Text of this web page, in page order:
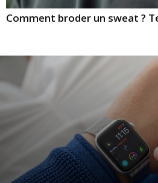
Comment broder un sweat ?